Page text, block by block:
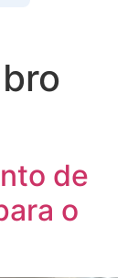
de
o